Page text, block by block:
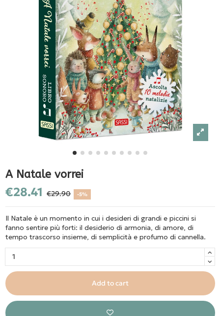
A Natale vorrei
€28.41 €29.90 -5%
Il Natale è un momento in cui i desideri di grandi e piccini si
fanno sentire più forti: il desiderio di armonia, di amore, di
tempo trascorso insieme, di semplicità e profumo di cannella.
Add to cart